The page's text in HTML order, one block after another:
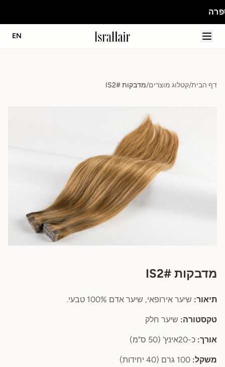
EN
דף הבית/קטלוג מוצרים/מדבקות IS2#
מדבקות IS2#
תיאור: שיער אירופאי, שיער אדם 100% טבעי.
טקסטורה: שיער חלק
אורך: כ-20אינץ' (50 ס"מ)
משקל: 100 גרם (40 יחידות)